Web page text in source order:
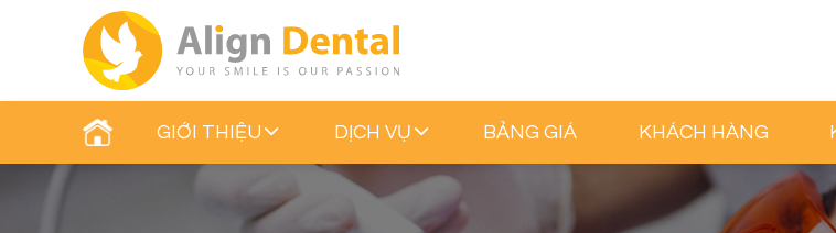
GIỚI THIỆU DỊCH VỤ BẢNG GIÁ KHÁCH HÀNG